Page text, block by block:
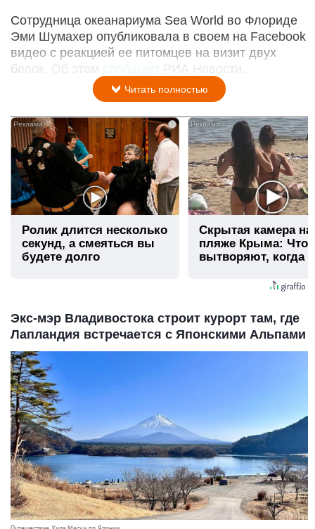
Сотрудница океанариума Sea World во Флориде
Эми Шумахер опубликовала в своем на Facebook
видео с реакцией ее питомцев на визит двух
белок. Об этом
сообщает РИА Новости.
Читать полностью
Ролик длится несколько
секунд, а смеяться вы
будете долго
Скрытая камера на
пляже Крыма: Что
вытворяют, когда
Экс-мэр Владивостока строит курорт там, где
Лапландия встречается с Японскими Альпами